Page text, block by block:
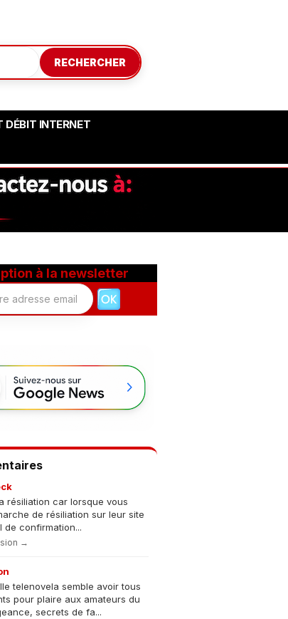
RECHERCHER
DÉBIT INTERNET
à la newsletter
résiliation car lorsque vous
de résiliation sur leur site
de confirmation...
→
telenovela semble avoir tous
pour plaire aux amateurs du
secrets de fa...